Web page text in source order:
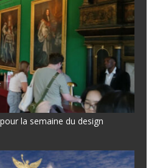
la semaine du design